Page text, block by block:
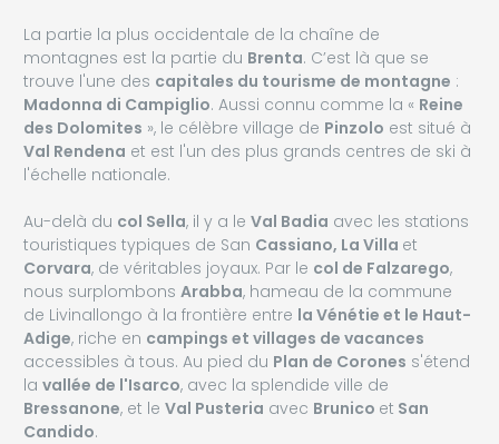
La partie la plus occidentale de la chaîne de
montagnes est la partie du Brenta. C’est là que se
trouve l'une des capitales du tourisme de montagne :
Madonna di Campiglio. Aussi connu comme la « Reine
des Dolomites », le célèbre village de Pinzolo est situé à
Val Rendena et est l'un des plus grands centres de ski à
l'échelle nationale.
Au-delà du col Sella, il y a le Val Badia avec les stations
touristiques typiques de San Cassiano, La Villa et
Corvara, de véritables joyaux. Par le col de Falzarego,
nous surplombons Arabba, hameau de la commune
de Livinallongo à la frontière entre la Vénétie et le Haut-
Adige, riche en campings et villages de vacances
accessibles à tous. Au pied du Plan de Corones s'étend
la vallée de l'Isarco, avec la splendide ville de
Bressanone, et le Val Pusteria avec Brunico et San
Candido.